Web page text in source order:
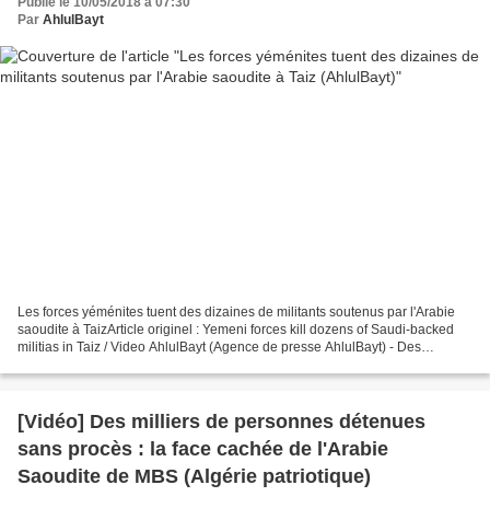
Par AhlulBayt
Les forces yéménites tuent des dizaines de militants soutenus par l'Arabie
saoudite à TaizArticle originel : Yemeni forces kill dozens of Saudi-backed
militias in Taiz / Video AhlulBayt (Agence de presse AhlulBayt) - Des
[Vidéo] Des milliers de personnes détenues
sans procès : la face cachée de l'Arabie
Saoudite de MBS (Algérie patriotique)